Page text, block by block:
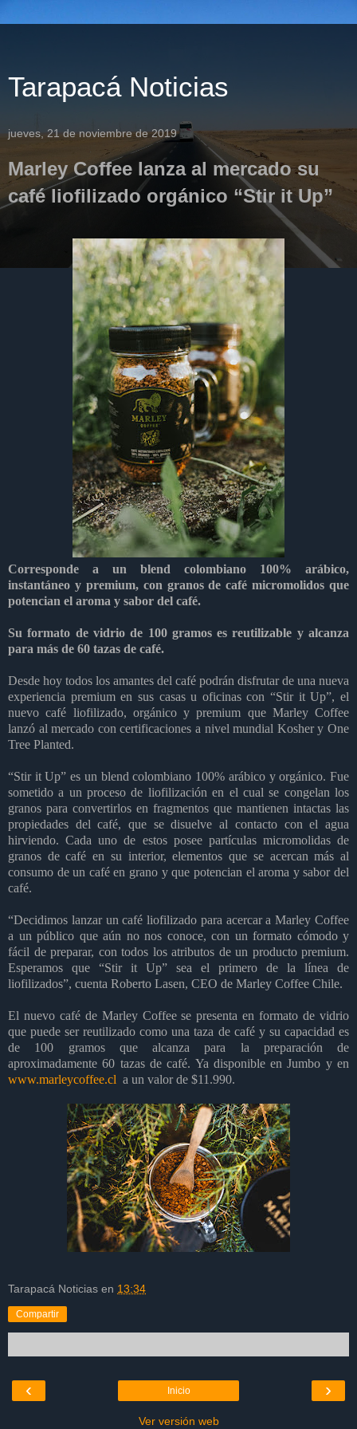
Tarapacá Noticias
jueves, 21 de noviembre de 2019
Marley Coffee lanza al mercado su
café liofilizado orgánico “Stir it Up”
Corresponde a un blend colombiano 100% arábico,
instantáneo y premium, con granos de café micromolidos que
potencian el aroma y sabor del café.
Su formato de vidrio de 100 gramos es reutilizable y alcanza
para más de 60 tazas de café.
Desde hoy todos los amantes del café podrán disfrutar de una nueva
experiencia premium en sus casas u oficinas con “Stir it Up”, el
nuevo café liofilizado, orgánico y premium que Marley Coffee
lanzó al mercado con certificaciones a nivel mundial Kosher y One
Tree Planted.
“Stir it Up” es un blend colombiano 100% arábico y orgánico. Fue
sometido a un proceso de liofilización en el cual se congelan los
granos para convertirlos en fragmentos que mantienen intactas las
propiedades del café, que se disuelve al contacto con el agua
hirviendo. Cada uno de estos posee partículas micromolidas de
granos de café en su interior, elementos que se acercan más al
consumo de un café en grano y que potencian el aroma y sabor del
café.
“Decidimos lanzar un café liofilizado para acercar a Marley Coffee
a un público que aún no nos conoce, con un formato cómodo y
fácil de preparar, con todos los atributos de un producto premium.
Esperamos que “Stir it Up” sea el primero de la línea de
liofilizados”, cuenta Roberto Lasen, CEO de Marley Coffee Chile.
El nuevo café de Marley Coffee se presenta en formato de vidrio
que puede ser reutilizado como una taza de café y su capacidad es
de 100 gramos que alcanza para la preparación de
aproximadamente 60 tazas de café. Ya disponible en Jumbo y en
www.marleycoffee.cl a un valor de $11.990.
Tarapacá Noticias en 13:34
Compartir
‹ ›
Inicio
Ver versión web